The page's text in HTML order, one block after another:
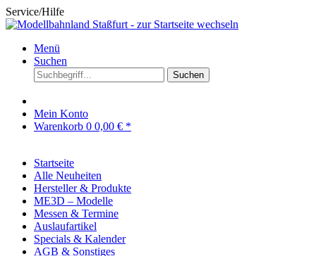
Service/Hilfe
Menü
Suchen
Suchen
Mein Konto
Warenkorb 0 0,00 € *
Startseite
Alle Neuheiten
Hersteller & Produkte
ME3D – Modelle
Messen & Termine
Auslaufartikel
Specials & Kalender
AGB & Sonstiges